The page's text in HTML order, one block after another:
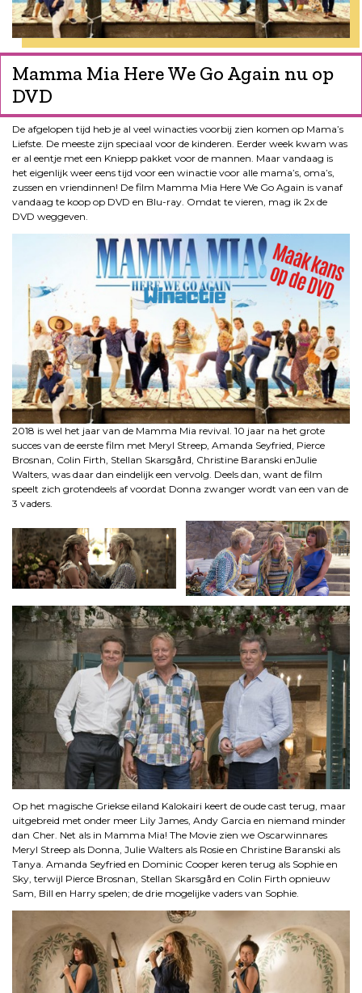
Mamma Mia Here We Go Again nu op
DVD
De afgelopen tijd heb je al veel winacties voorbij zien komen op Mama’s
Liefste. De meeste zijn speciaal voor de kinderen. Eerder week kwam was
er al eentje met een Kniepp pakket voor de mannen. Maar vandaag is
het eigenlijk weer eens tijd voor een winactie voor alle mama’s, oma’s,
zussen en vriendinnen! De film Mamma Mia Here We Go Again is vanaf
vandaag te koop op DVD en Blu-ray. Omdat te vieren, mag ik 2x de
DVD weggeven.
2018 is wel het jaar van de Mamma Mia revival. 10 jaar na het grote
succes van de eerste film met Meryl Streep, Amanda Seyfried, Pierce
Brosnan, Colin Firth, Stellan Skarsgård, Christine Baranski enJulie
Walters, was daar dan eindelijk een vervolg. Deels dan, want de film
speelt zich grotendeels af voordat Donna zwanger wordt van een van de
3 vaders.
Op het magische Griekse eiland Kalokairi keert de oude cast terug, maar
uitgebreid met onder meer Lily James, Andy Garcia en niemand minder
dan Cher. Net als in Mamma Mia! The Movie zien we Oscarwinnares
Meryl Streep als Donna, Julie Walters als Rosie en Christine Baranski als
Tanya. Amanda Seyfried en Dominic Cooper keren terug als Sophie en
Sky, terwijl Pierce Brosnan, Stellan Skarsgård en Colin Firth opnieuw
Sam, Bill en Harry spelen; de drie mogelijke vaders van Sophie.